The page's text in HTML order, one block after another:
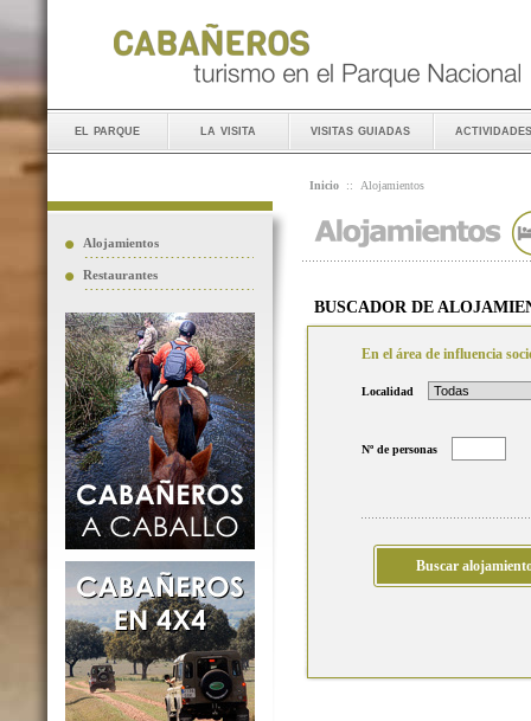
el parque la visita visitas guiadas actividades
Alojamientos
Restaurantes
Inicio :: Alojamientos
BUSCADOR DE
En el área de influencia
Localidad
Nº de personas